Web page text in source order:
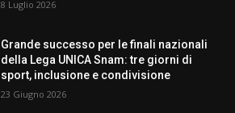
8 Luglio 2026
Grande successo per le finali nazionali
della Lega UNICA Snam: tre giorni di
sport, inclusione e condivisione
23 Giugno 2026